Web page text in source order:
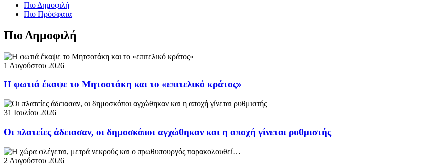
Πιο Δημοφιλή
Πιο Πρόσφατα
Πιο Δημοφιλή
1 Αυγούστου 2026
Η φωτιά έκαψε το Μητσοτάκη και το «επιτελικό κράτος»
31 Ιουλίου 2026
Οι πλατείες άδειασαν, οι δημοσκόποι αγχώθηκαν και η αποχή γίνεται ρυθμιστής
2 Αυγούστου 2026